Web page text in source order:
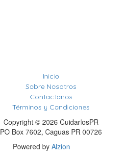
Inicio
Sobre Nosotros
Contactanos
Términos y Condiciones
Copyright © 2026 CuidarlosPR
PO Box 7602, Caguas PR 00726
Powered by Alzion